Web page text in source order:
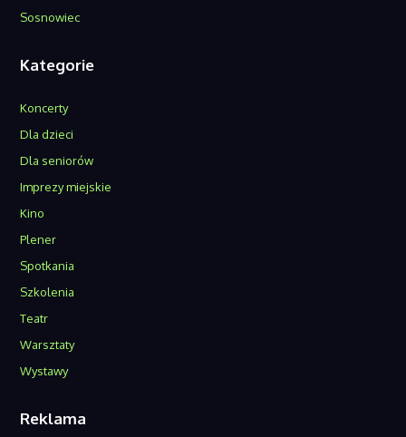
Sosnowiec
Kategorie
Koncerty
Dla dzieci
Dla seniorów
Imprezy miejskie
Kino
Plener
Spotkania
Szkolenia
Teatr
Warsztaty
Wystawy
Reklama